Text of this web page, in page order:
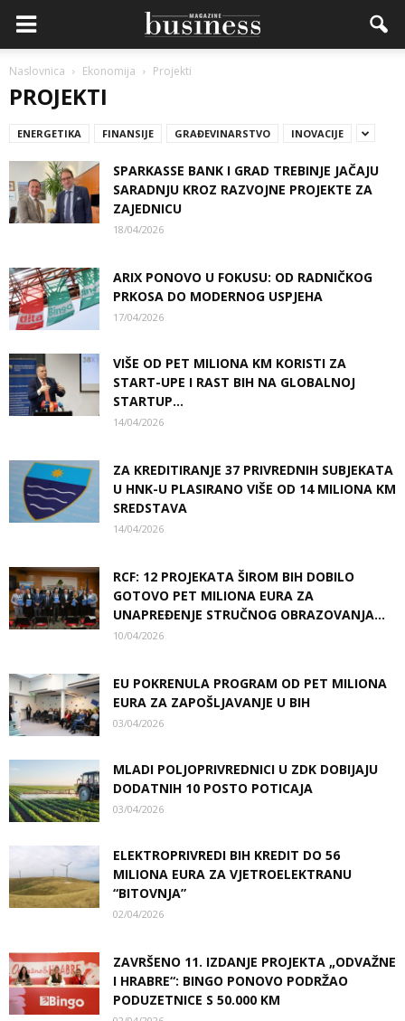
Naslovnica Ekonomija Projekti
PROJEKTI
ENERGETIKA FINANSIJE GRAĐEVINARSTVO INOVACIJE
SPARKASSE BANK I GRAD TREBINJE JAČAJU
SARADNJU KROZ RAZVOJNE PROJEKTE ZA
ZAJEDNICU
18/04/2026
ARIX PONOVO U FOKUSU: OD RADNIČKOG
PRKOSA DO MODERNOG USPJEHA
17/04/2026
VIŠE OD PET MILIONA KM KORISTI ZA
START-UPE I RAST BIH NA GLOBALNOJ
STARTUP...
14/04/2026
ZA KREDITIRANJE 37 PRIVREDNIH SUBJEKATA
U HNK-U PLASIRANO VIŠE OD 14 MILIONA KM
SREDSTAVA
14/04/2026
RCF: 12 PROJEKATA ŠIROM BIH DOBILO
GOTOVO PET MILIONA EURA ZA
UNAPREĐENJE STRUČNOG OBRAZOVANJA...
10/04/2026
EU POKRENULA PROGRAM OD PET MILIONA
EURA ZA ZAPOŠLJAVANJE U BIH
03/04/2026
MLADI POLJOPRIVREDNICI U ZDK DOBIJAJU
DODATNIH 10 POSTO POTICAJA
03/04/2026
ELEKTROPRIVREDI BIH KREDIT DO 56
MILIONA EURA ZA VJETROELEKTRANU
“BITOVNJA”
02/04/2026
ZAVRŠENO 11. IZDANJE PROJEKTA „ODVAŽNE
I HRABRE“: BINGO PONOVO PODRŽAO
PODUZETNICE S 50.000 KM